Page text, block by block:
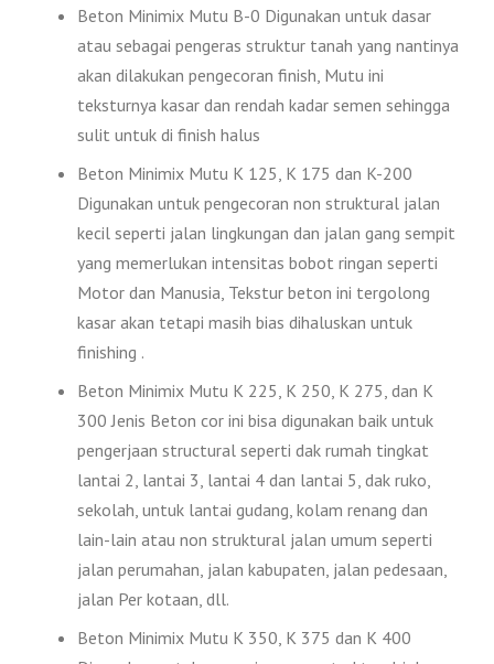
Beton Minimix Mutu B-0 Digunakan untuk dasar
atau sebagai pengeras struktur tanah yang nantinya
akan dilakukan pengecoran finish, Mutu ini
teksturnya kasar dan rendah kadar semen sehingga
sulit untuk di finish halus
Beton Minimix Mutu K 125, K 175 dan K-200
Digunakan untuk pengecoran non struktural jalan
kecil seperti jalan lingkungan dan jalan gang sempit
yang memerlukan intensitas bobot ringan seperti
Motor dan Manusia, Tekstur beton ini tergolong
kasar akan tetapi masih bias dihaluskan untuk
finishing .
Beton Minimix Mutu K 225, K 250, K 275, dan K
300 Jenis Beton cor ini bisa digunakan baik untuk
pengerjaan structural seperti dak rumah tingkat
lantai 2, lantai 3, lantai 4 dan lantai 5, dak ruko,
sekolah, untuk lantai gudang, kolam renang dan
lain-lain atau non struktural jalan umum seperti
jalan perumahan, jalan kabupaten, jalan pedesaan,
jalan Per kotaan, dll.
Beton Minimix Mutu K 350, K 375 dan K 400